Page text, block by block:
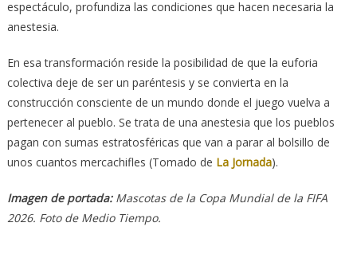
espectáculo, profundiza las condiciones que hacen necesaria la
anestesia.
En esa transformación reside la posibilidad de que la euforia
colectiva deje de ser un paréntesis y se convierta en la
construcción consciente de un mundo donde el juego vuelva a
pertenecer al pueblo. Se trata de una anestesia que los pueblos
pagan con sumas estratosféricas que van a parar al bolsillo de
unos cuantos mercachifles (Tomado de La Jornada).
Imagen de portada: Mascotas de la Copa Mundial de la FIFA
2026. Foto de Medio Tiempo.